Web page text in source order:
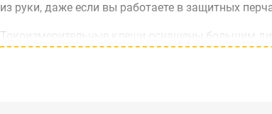
из руки, даже если вы работаете в защитных
Токоизмерительные клещи оснащены большим